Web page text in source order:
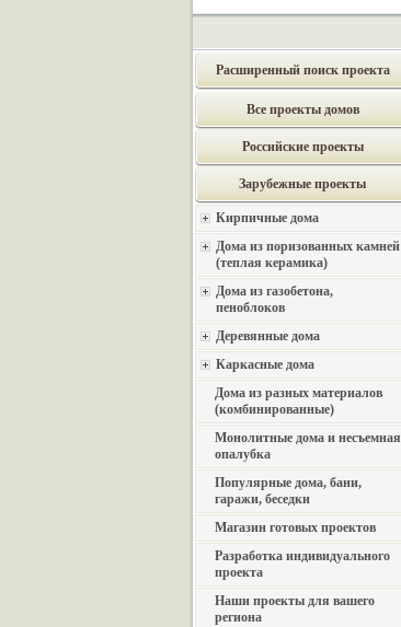
Расширенный поиск проекта
Все проекты домов
Российские проекты
Зарубежные проекты
Кирпичные дома
Дома из поризованных камней
(теплая керамика)
Дома из газобетона,
пеноблоков
Деревянные дома
Каркасные дома
Дома из разных материалов
(комбинированные)
Монолитные дома и несъемная
опалубка
Популярные дома, бани,
гаражи, беседки
Магазин готовых проектов
Разработка индивидуального
проекта
Наши проекты для вашего
региона